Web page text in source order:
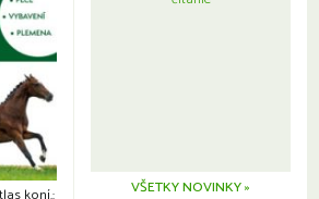
VŠETKY NOVINKY »